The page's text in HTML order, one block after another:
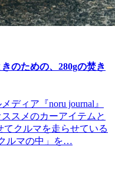
のための、280gの焚き
ディア『noru journal』
スメのカーアイテムと
クルマを走らせている
ルマの中」を…